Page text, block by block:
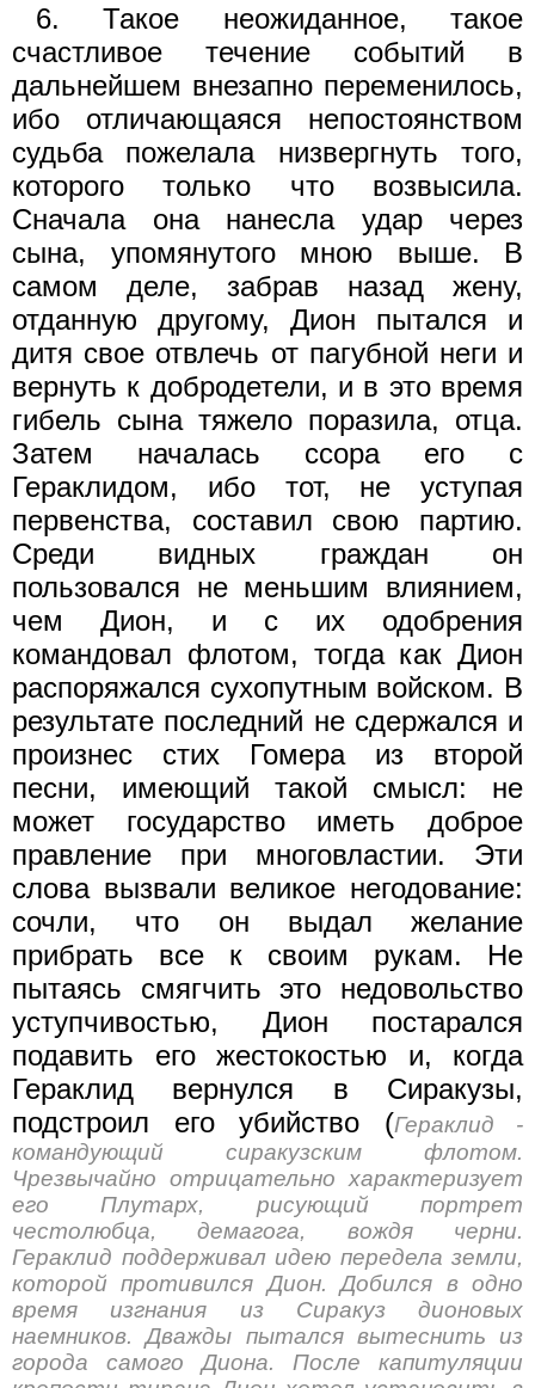
6. Такое неожиданное, такое
счастливое течение событий в
дальнейшем внезапно переменилось,
ибо отличающаяся непостоян­ством
судьба пожелала низвергнуть того,
которого только что возвысила.
Сначала она нанесла удар через
сына, упомянутого мною выше. В
самом деле, забрав назад жену,
отданную другому, Дион пытался и
дитя свое отвлечь от пагубной неги и
вернуть к добродетели, и в это время
гибель сына тяжело поразила, отца.
Затем началась ссора его с
Гераклидом, ибо тот, не уступая
первенства, составил свою партию.
Среди видных граждан он
пользовался не меньшим влиянием,
чем Дион, и с их одобрения
командовал флотом, тогда как Дион
распоряжался сухопутным войском. В
результате последний не сдержался и
произнес стих Гомера из второй
песни, имеющий такой смысл: не
может государ­ство иметь доброе
правление при многовластии. Эти
слова вызвали великое негодование:
сочли, что он выдал желание
прибрать все к своим рукам. Не
пытаясь смягчить это недовольство
уступчивостью, Дион постарался
подавить его жестокостью и, когда
Гераклид вернулся в Сиракузы,
подстроил его убийство (Гераклид -
командующий сиракузским флотом.
Чрезвычайно отрицательно характеризует
его Плутарх, рисующий портрет
честолюбца, демагога, вождя черни.
Гераклид поддерживал идею передела земли,
которой противился Дион. Добился в одно
время изгнания из Сиракуз дионовых
наемников. Дважды пытался вытеснить из
города самого Диона. После капитуляции